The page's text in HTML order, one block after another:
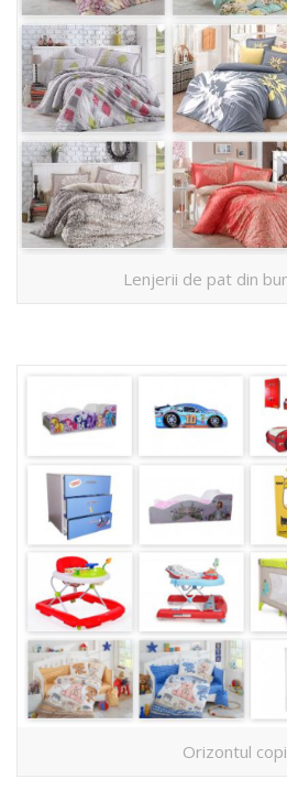
Lenjerii de pat din
Orizontul